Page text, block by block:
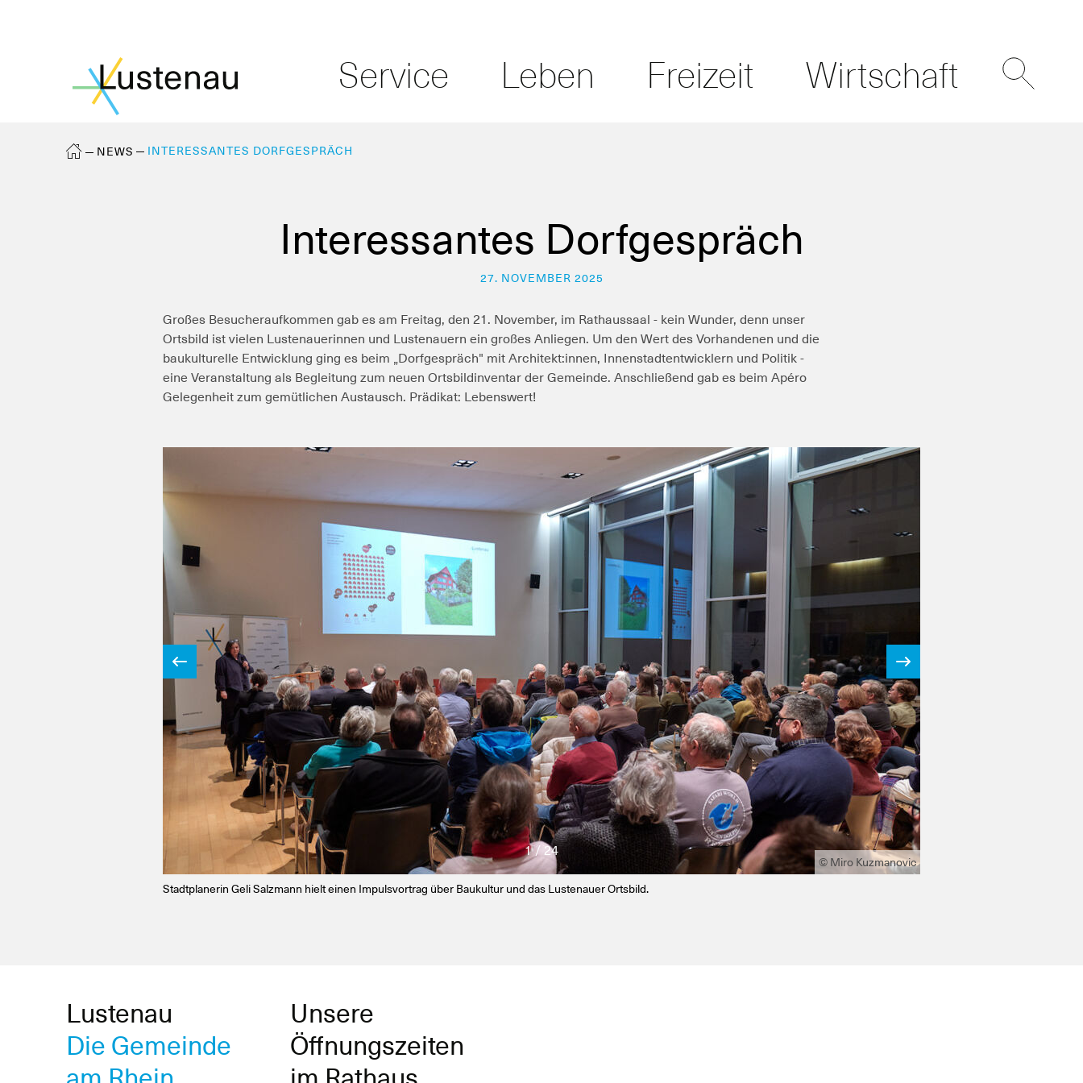
Service Leben Freizeit Wirtschaft
NEWS INTERESSANTES DORFGESPRÄCH
Interessantes Dorfgespräch
27. NOVEMBER 2025
Großes Besucheraufkommen gab es am Freitag, den 21. November, im Rathaussaal - kein Wunder, denn unser
Ortsbild ist vielen Lustenauerinnen und Lustenauern ein großes Anliegen. Um den Wert des Vorhandenen und die
baukulturelle Entwicklung ging es beim „Dorfgespräch" mit Architekt:innen, Innenstadtentwicklern und Politik -
eine Veranstaltung als Begleitung zum neuen Ortsbildinventar der Gemeinde. Anschließend gab es beim Apéro
Gelegenheit zum gemütlichen Austausch. Prädikat: Lebenswert!
© Miro Kuzmanovic
Stadtplanerin Geli Salzmann hielt einen Impulsvortrag über Baukultur und das Lustenauer Ortsbild.
1 / 24
Lustenau
Die Gemeinde
Unsere
Öffnungszeiten